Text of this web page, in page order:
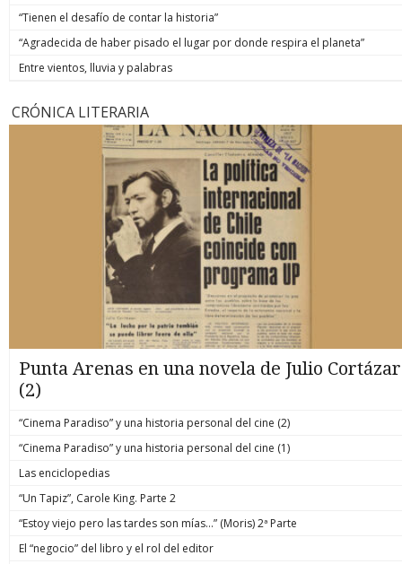
“Tienen el desafío de contar la historia”
“Agradecida de haber pisado el lugar por donde respira el planeta”
Entre vientos, lluvia y palabras
CRÓNICA LITERARIA
Punta Arenas en una novela de Julio Cortázar
(2)
“Cinema Paradiso” y una historia personal del cine (2)
“Cinema Paradiso” y una historia personal del cine (1)
Las enciclopedias
“Un Tapiz”, Carole King. Parte 2
“Estoy viejo pero las tardes son mías…” (Moris) 2ª Parte
El “negocio” del libro y el rol del editor